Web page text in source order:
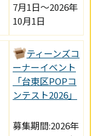
7月1日～2026年
10月1日
ティーンズコ
ーナーイベント
「台東区POPコ
ンテスト2026」
募集期間:2026年